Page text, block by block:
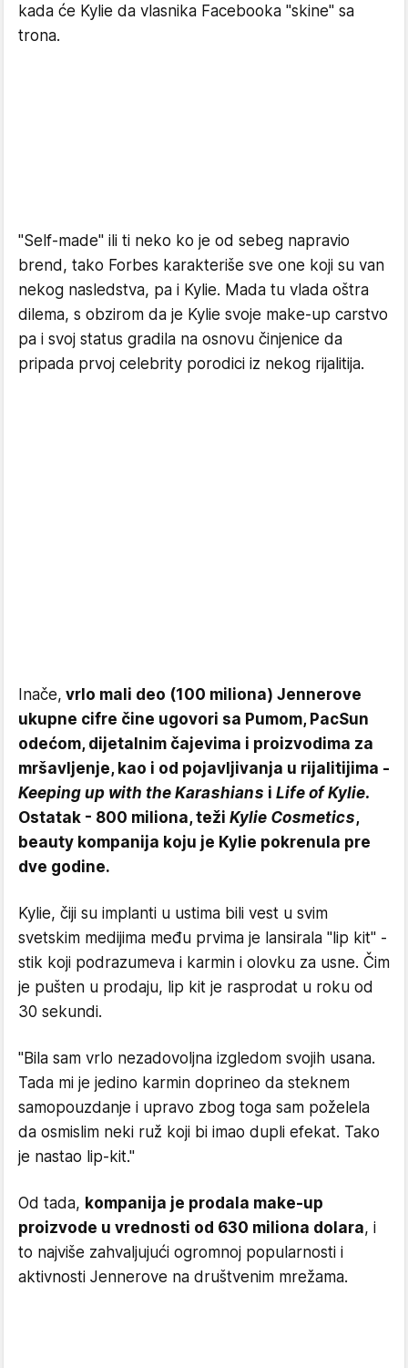
kada će Kylie da vlasnika Facebooka "skine" sa
trona.
"Self-made" ili ti neko ko je od sebeg napravio
brend, tako Forbes karakteriše sve one koji su van
nekog nasledstva, pa i Kylie. Mada tu vlada oštra
dilema, s obzirom da je Kylie svoje make-up carstvo
pa i svoj status gradila na osnovu činjenice da
pripada prvoj celebrity porodici iz nekog rijalitija.
Inače, vrlo mali deo (100 miliona) Jennerove
ukupne cifre čine ugovori sa Pumom, PacSun
odećom, dijetalnim čajevima i proizvodima za
mršavljenje, kao i od pojavljivanja u rijalitijima -
Keeping up with the Karashians i Life of Kylie.
Ostatak - 800 miliona, teži Kylie Cosmetics,
beauty kompanija koju je Kylie pokrenula pre
dve godine.
Kylie, čiji su implanti u ustima bili vest u svim
svetskim medijima među prvima je lansirala "lip kit" -
stik koji podrazumeva i karmin i olovku za usne. Čim
je pušten u prodaju, lip kit je rasprodat u roku od
30 sekundi.
"Bila sam vrlo nezadovoljna izgledom svojih usana.
Tada mi je jedino karmin doprineo da steknem
samopouzdanje i upravo zbog toga sam poželela
da osmislim neki ruž koji bi imao dupli efekat. Tako
je nastao lip-kit."
Od tada, kompanija je prodala make-up
proizvode u vrednosti od 630 miliona dolara, i
to najviše zahvaljujući ogromnoj popularnosti i
aktivnosti Jennerove na društvenim mrežama.